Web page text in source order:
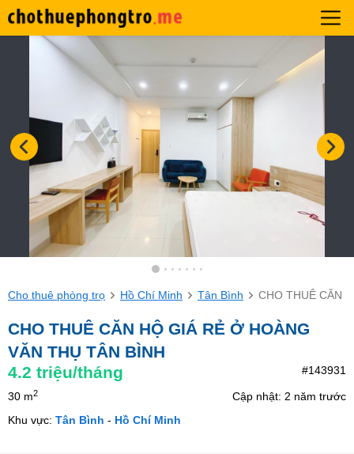
Cho thuê phòng trọ Hồ Chí Minh Tân Bình CHO THUÊ CĂN
CHO THUÊ CĂN HỘ GIÁ RẺ Ở HOÀNG
VĂN THỤ TÂN BÌNH
4.2 triệu/tháng #143931
30 m2
Cập nhật: 2 năm trước
Khu vực: Tân Bình - Hồ Chí Minh